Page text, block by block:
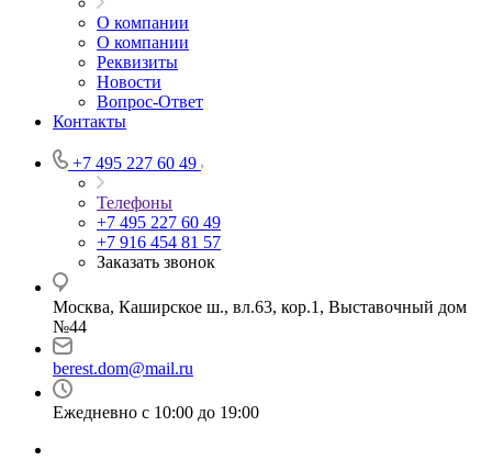
О компании
О компании
Реквизиты
Новости
Вопрос-Ответ
Контакты
+7 495 227 60 49
Телефоны
+7 495 227 60 49
+7 916 454 81 57
Заказать звонок
Москва, Каширское ш., вл.63, кор.1, Выставочный дом
№44
berest.dom@mail.ru
Ежедневно с 10:00 до 19:00